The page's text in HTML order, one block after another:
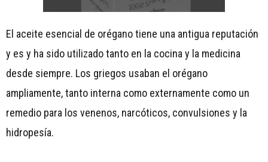
El aceite esencial de orégano tiene una antigua reputación
y es y ha sido utilizado tanto en la cocina y la medicina
desde siempre. Los griegos usaban el orégano
ampliamente, tanto interna como externamente como un
remedio para los venenos, narcóticos, convulsiones y la
hidropesía.